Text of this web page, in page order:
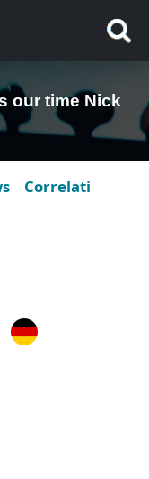
our time Nick
Correlati